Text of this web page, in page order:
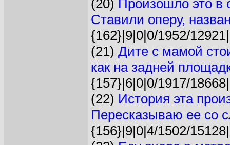
(20) Произошло это в
Ставили оперу,
{162}|9|0|0/1952/12921|
(21) Дите с мамой
как на задней
{157}|6|0|0/1917/18668|
(22) История эта
Пересказываю ее со
{156}|9|0|4/1502/15128|